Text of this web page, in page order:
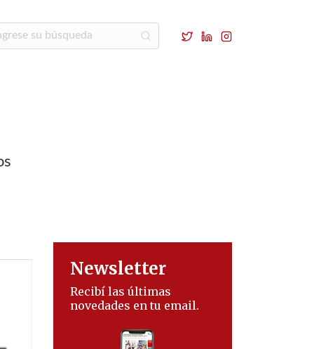
Newsletter
Recibí las últimas
novedades en tu email.